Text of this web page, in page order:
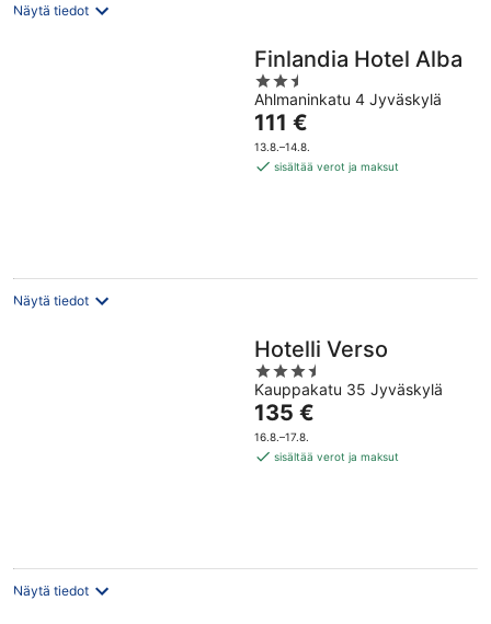
Näytä tiedot
Finlandia Hotel Alba
2.5
out
of
5
Ahlmaninkatu 4 Jyväskylä
Hinta
on
111 €
111 €
13.8.–14.8.
sisältää verot ja maksut
Näytä tiedot
Hotelli Verso
3.5
out
of
5
Kauppakatu 35 Jyväskylä
Hinta
on
135 €
135 €
16.8.–17.8.
sisältää verot ja maksut
Näytä tiedot